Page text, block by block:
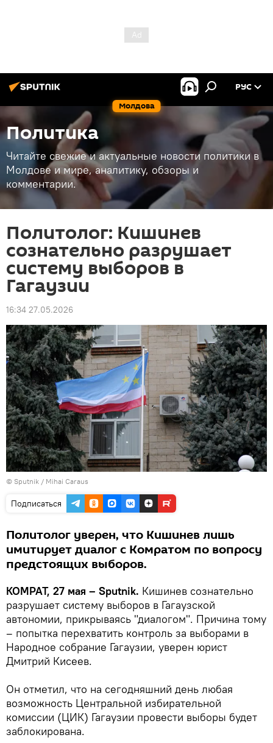
Молдова
РУС
Политика
Читайте свежие и актуальные новости политики в
Молдове и мире, аналитику, обзоры и
комментарии.
Политолог: Кишинев
сознательно разрушает
систему выборов в
Гагаузии
16:34 27.05.2026
© Sputnik / Mihai Caraus
Подписаться
Политолог уверен, что Кишинев лишь
имитирует диалог с Комратом по вопросу
предстоящих выборов.
КОМРАТ, 27 мая – Sputnik. Кишинев сознательно
разрушает систему выборов в Гагаузской
автономии, прикрываясь "диалогом". Причина тому
– попытка перехватить контроль за выборами в
Народное собрание Гагаузии, уверен юрист
Дмитрий Кисеев.
Он отметил, что на сегодняшний день любая
возможность Центральной избирательной
комиссии (ЦИК) Гагаузии провести выборы будет
заблокирована.